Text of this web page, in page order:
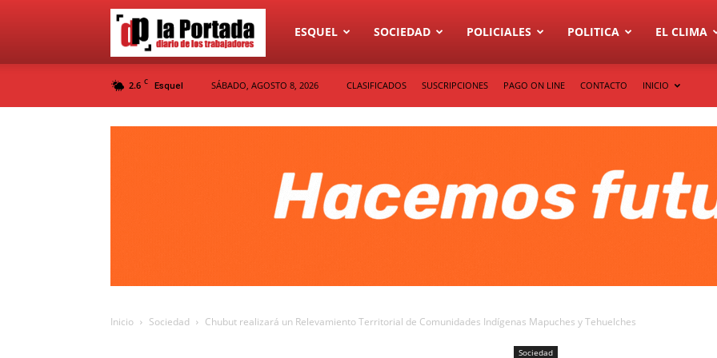
Diario
ESQUEL SOCIEDAD POLICIALES POLITICA EL CLIMA
2.6 C Esquel SÁBADO, AGOSTO 8, 2026 CLASIFICADOS SUSCRIPCIONES PAGO ON LINE CONTACTO INICIO
Inicio Sociedad Chubut realizará un Relevamiento Territorial de Comunidades Indígenas Mapuches y Tehuelches
Sociedad